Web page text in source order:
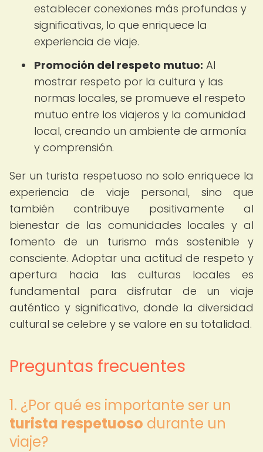
establecer conexiones más profundas y
significativas, lo que enriquece la
experiencia de viaje.
Promoción del respeto mutuo: Al
mostrar respeto por la cultura y las
normas locales, se promueve el respeto
mutuo entre los viajeros y la comunidad
local, creando un ambiente de armonía
y comprensión.
Ser un turista respetuoso no solo enriquece la
experiencia de viaje personal, sino que
también contribuye positivamente al
bienestar de las comunidades locales y al
fomento de un turismo más sostenible y
consciente. Adoptar una actitud de respeto y
apertura hacia las culturas locales es
fundamental para disfrutar de un viaje
auténtico y significativo, donde la diversidad
cultural se celebre y se valore en su totalidad.
Preguntas frecuentes
1. ¿Por qué es importante ser un
turista respetuoso durante un
viaje?